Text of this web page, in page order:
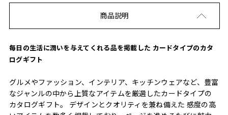
商品説明
毎日の生活に潤いを与えてくれる品を掲載した カードタイプのカタ
ログギフト
グルメやファッション、インテリア、キッチンウェアなど、豊富
なジャンルの中から上質なアイテムを厳選したカードタイプの
カタログギフト。 デザインとクオリティを兼ね備えた 感度の高